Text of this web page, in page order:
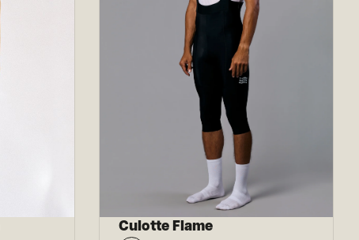
Culotte Flame